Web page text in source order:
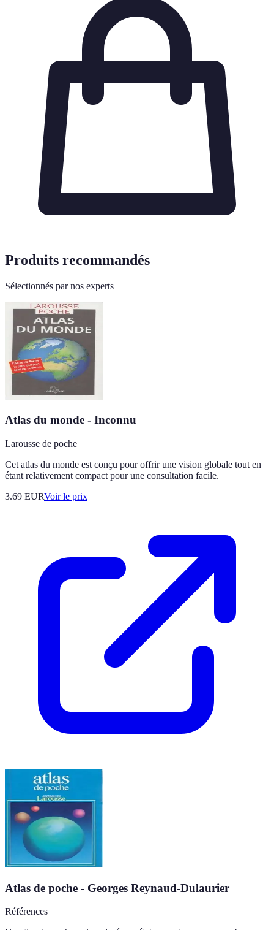
Produits recommandés
Sélectionnés par nos experts
Atlas du monde - Inconnu
Larousse de poche
Cet atlas du monde est conçu pour offrir une vision globale tout en
étant relativement compact pour une consultation facile.
3.69 EURVoir le prix
Atlas de poche - Georges Reynaud-Dulaurier
Références